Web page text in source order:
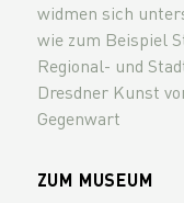
widmen sich
wie zum Beispiel
Regional- und
Dresdner Kunst
Gegenwart
ZUM MUSEUM